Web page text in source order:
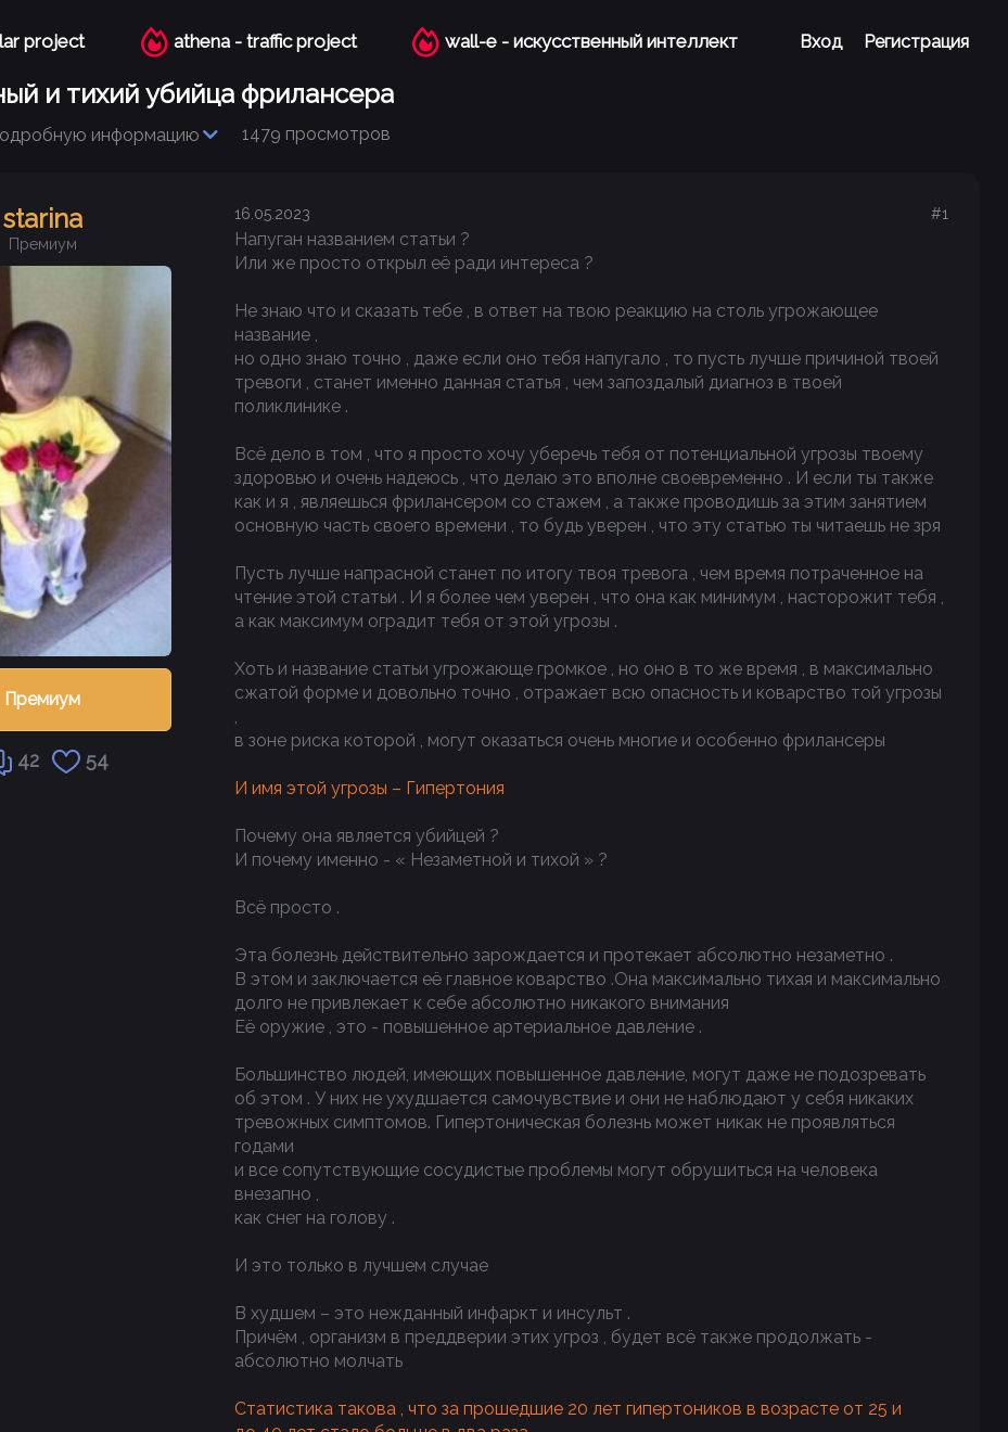
project athena - traffic project wall-e - искусственный интеллект Вход Регистрация
и тихий убийца фрилансера
информацию 1479 просмотров
starina
Премиум
Премиум
42 54
16.05.2023 #1
Напуган названием статьи ?
Или же просто открыл её ради интереса ?
Не знаю что и сказать тебе , в ответ на твою реакцию на столь угрожающее
название ,
но одно знаю точно , даже если оно тебя напугало , то пусть лучше причиной твоей
тревоги , станет именно данная статья , чем запоздалый диагноз в твоей
поликлинике .
Всё дело в том , что я просто хочу уберечь тебя от потенциальной угрозы твоему
здоровью и очень надеюсь , что делаю это вполне своевременно . И если ты также
как и я , являешься фрилансером со стажем , а также проводишь за этим занятием
основную часть своего времени , то будь уверен , что эту статью ты читаешь не зря
Пусть лучше напрасной станет по итогу твоя тревога , чем время потраченное на
чтение этой статьи . И я более чем уверен , что она как минимум , насторожит тебя ,
а как максимум оградит тебя от этой угрозы .
Хоть и название статьи угрожающе громкое , но оно в то же время , в максимально
сжатой форме и довольно точно , отражает всю опасность и коварство той угрозы
,
в зоне риска которой , могут оказаться очень многие и особенно фрилансеры
И имя этой угрозы – Гипертония
Почему она является убийцей ?
И почему именно - « Незаметной и тихой » ?
Всё просто .
Эта болезнь действительно зарождается и протекает абсолютно незаметно .
В этом и заключается её главное коварство .Она максимально тихая и максимально
долго не привлекает к себе абсолютно никакого внимания
Её оружие , это - повышенное артериальное давление .
Большинство людей, имеющих повышенное давление, могут даже не подозревать
об этом . У них не ухудшается самочувствие и они не наблюдают у себя никаких
тревожных симптомов. Гипертоническая болезнь может никак не проявляться
годами
и все сопутствующие сосудистые проблемы могут обрушиться на человека
внезапно ,
как снег на голову .
И это только в лучшем случае
В худшем – это нежданный инфаркт и инсульт .
Причём , организм в преддверии этих угроз , будет всё также продолжать -
абсолютно молчать
Статистика такова , что за прошедшие 20 лет гипертоников в возрасте от 25 и